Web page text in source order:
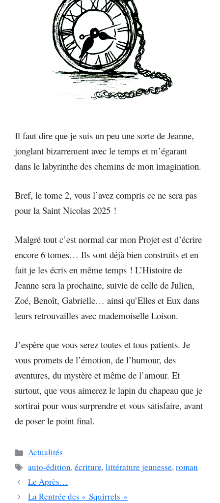
Il faut dire que je suis un peu une sorte de Jeanne,
jonglant bizarrement avec le temps et m’égarant
dans le labyrinthe des chemins de mon imagination.
Bref, le tome 2, vous l’avez compris ce ne sera pas
pour la Saint Nicolas 2025 !
Malgré tout c’est normal car mon Projet est d’écrire
encore 6 tomes… Ils sont déjà bien construits et en
fait je les écris en même temps ! L’Histoire de
Jeanne sera la prochaine, suivie de celle de Julien,
Zoé, Benoît, Gabrielle… ainsi qu’Elles et Eux dans
leurs retrouvailles avec mademoiselle Loison.
J’espère que vous serez toutes et tous patients. Je
vous promets de l’émotion, de l’humour, des
aventures, du mystère et même de l’amour. Et
surtout, que vous aimerez le lapin du chapeau que je
sortirai pour vous surprendre et vous satisfaire, avant
de poser le point final.
Catégories
Actualités
Étiquettes
auto-édition,écriture,littérature jeunesse,roman
Le Après…
La Rentrée des « Squirrels »